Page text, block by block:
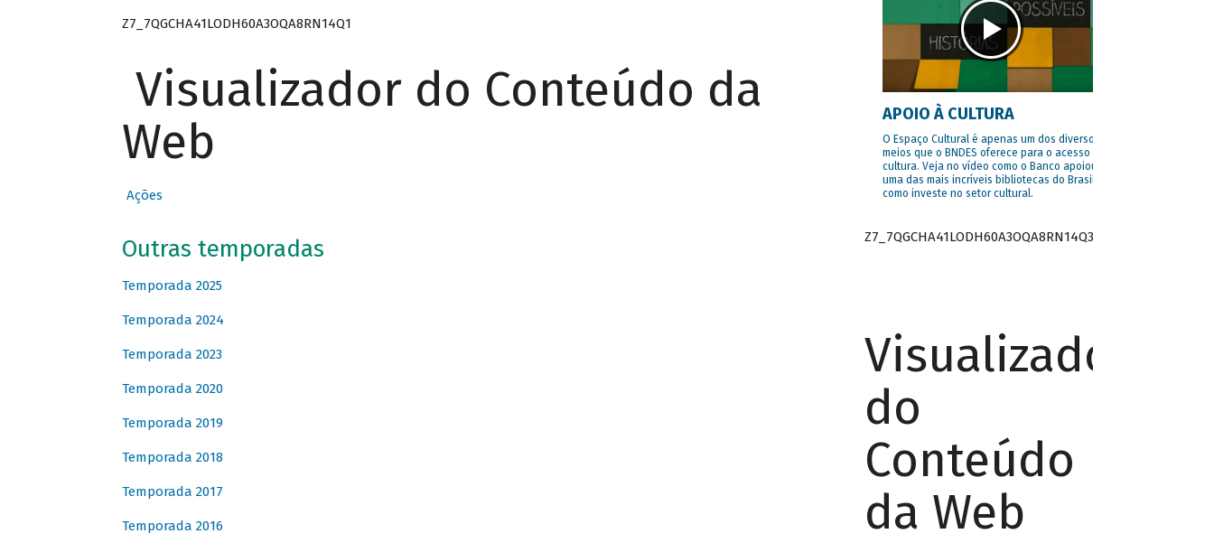
Z7_7QGCHA41LODH60A3OQA8RN14Q1
Visualizador do Conteúdo da
Web
Ações
Outras temporadas
Temporada 2025
Temporada 2024
Temporada 2023
Temporada 2020
Temporada 2019
Temporada 2018
Temporada 2017
Temporada 2016
APOIO À CULTURA
O Espaço Cultural é apenas um dos diversos
meios que o BNDES oferece para o acesso à
cultura. Veja no vídeo como o Banco apoiou
uma das mais incríveis bibliotecas do Brasil e
como investe no setor cultural.
Z7_7QGCHA41LODH60A3OQA8RN14Q3
Visualizador
do
Conteúdo
da Web